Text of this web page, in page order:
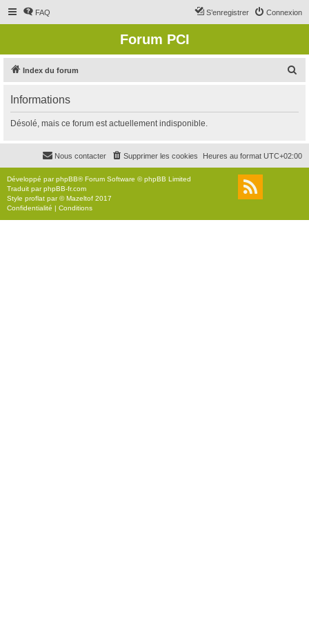
FAQ Connexion
S’enregistrer
Forum PCI
Index du forum
r
c
r
Informations
Désolé, mais ce forum est actuellement indisponible.
Heures au format UTC+02:00
Supprimer les cookies
Nous contacter
Développé parphpBB® Forum Software © phpBB Limited
Traduit parphpBB-fr.com
Style proflat par ©Mazeltof 2017
Confidentialité | Conditions